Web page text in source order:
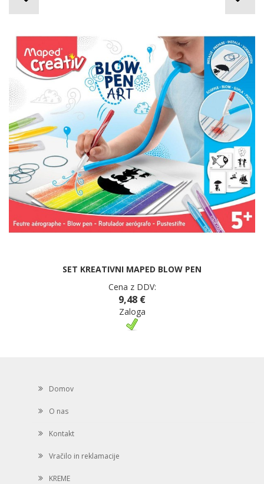
SET KREATIVNI MAPED BLOW PEN
Cena z DDV:
9,48 €
Zaloga
Domov
O nas
Kontakt
Vračilo in reklamacije
KREME